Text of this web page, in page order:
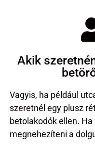
Akik
Vagyis, ha például
szeretnél egy plusz
betolakodók ellen.
megnehezíteni a